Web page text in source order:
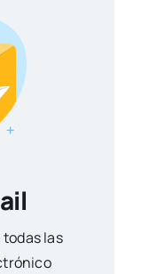
todas las